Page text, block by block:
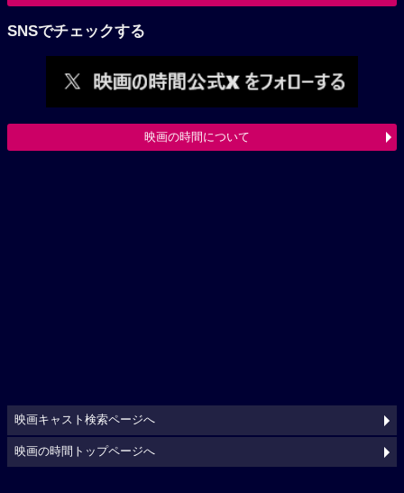
SNSでチェックする
映画の時間について
映画キャスト検索ページへ
映画の時間トップページへ